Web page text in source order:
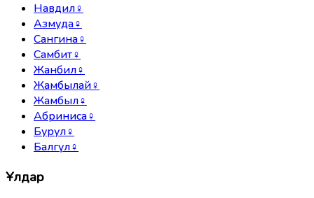
Навдил♀
Азмуда♀
Сангина♀
Самбит♀
Жанбил♀
Жамбылай♀
Жамбыл♀
Абриниса♀
Бурул♀
Балгүл♀
Ұлдар